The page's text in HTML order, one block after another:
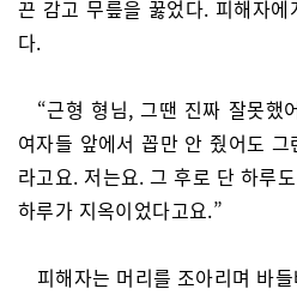
끈 감고 무릎을 꿇었다. 피해자
다.
“근형 형님, 그땐 진짜 잘못했
여자들 앞에서 꼽만 안 줬어도
라고요. 저는요. 그 후로 단 하루
하루가 지옥이었다고요.”
피해자는 머리를 조아리며 바